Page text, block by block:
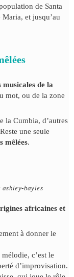
de Santa
et jusqu’au
musicales de la
mot, ou de la zone
la Cumbia, d’autres
une seule
mêlées.
bayles
africaines et
à donner le
c’est le
d’improvisation.